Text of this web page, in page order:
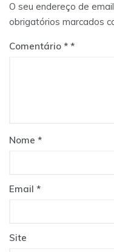
O seu endereço de
obrigatórios marcados
Comentário *
Nome *
Email *
Site